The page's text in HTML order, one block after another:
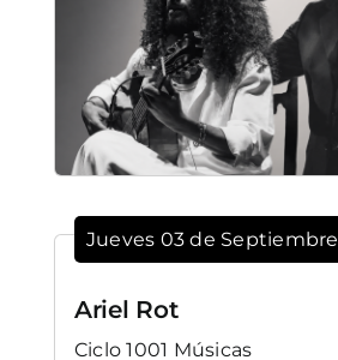
Jueves 03 de Septiembre
Ariel Rot
Ciclo 1001 Músicas